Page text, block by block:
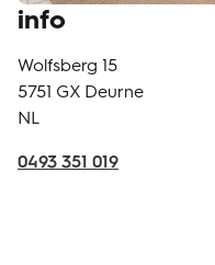
info
Wolfsberg 15
5751 GX Deurne
NL
0493 351 019